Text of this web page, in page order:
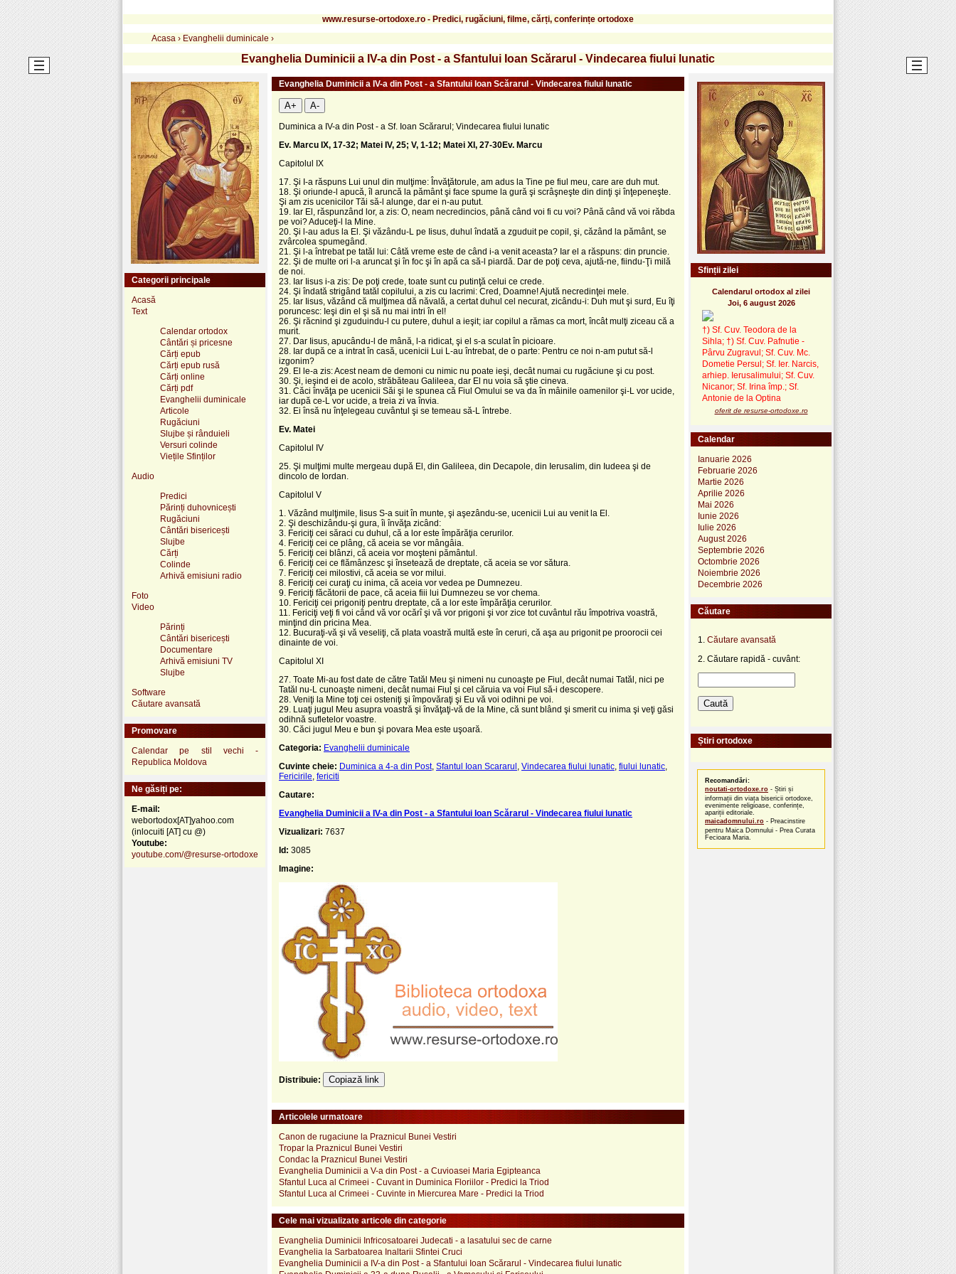
www.resurse-ortodoxe.ro - Predici, rugăciuni, filme, cărți, conferințe ortodoxe
Acasa › Evanghelii duminicale ›
Evanghelia Duminicii a IV-a din Post - a Sfantului Ioan Scărarul - Vindecarea fiului lunatic
Evanghelia Duminicii a IV-a din Post - a Sfantului Ioan Scărarul - Vindecarea fiului lunatic
A+ A-
Duminica a IV-a din Post - a Sf. Ioan Scărarul; Vindecarea fiului lunatic
Ev. Marcu IX, 17-32; Matei IV, 25; V, 1-12; Matei XI, 27-30Ev. Marcu
Capitolul IX
17. Şi I-a răspuns Lui unul din mulţime: Învăţătorule, am adus la Tine pe fiul meu, care are duh mut.
18. Şi oriunde-l apucă, îl aruncă la pământ şi face spume la gură şi scrâşneşte din dinţi şi înţepeneşte.
Şi am zis ucenicilor Tăi să-l alunge, dar ei n-au putut.
19. Iar El, răspunzând lor, a zis: O, neam necredincios, până când voi fi cu voi? Până când vă voi răbda
pe voi? Aduceţi-l la Mine.
20. Şi l-au adus la El. Şi văzându-L pe Iisus, duhul îndată a zguduit pe copil, şi, căzând la pământ, se
zvârcolea spumegând.
21. Şi l-a întrebat pe tatăl lui: Câtă vreme este de când i-a venit aceasta? Iar el a răspuns: din pruncie.
22. Şi de multe ori l-a aruncat şi în foc şi în apă ca să-l piardă. Dar de poţi ceva, ajută-ne, fiindu-Ţi milă
de noi.
23. Iar Iisus i-a zis: De poţi crede, toate sunt cu putinţă celui ce crede.
24. Şi îndată strigând tatăl copilului, a zis cu lacrimi: Cred, Doamne! Ajută necredinţei mele.
25. Iar Iisus, văzând că mulţimea dă năvală, a certat duhul cel necurat, zicându-i: Duh mut şi surd, Eu îţi
poruncesc: Ieşi din el şi să nu mai intri în el!
26. Şi răcnind şi zguduindu-l cu putere, duhul a ieşit; iar copilul a rămas ca mort, încât mulţi ziceau că a
murit.
27. Dar Iisus, apucându-l de mână, l-a ridicat, şi el s-a sculat în picioare.
28. Iar după ce a intrat în casă, ucenicii Lui L-au întrebat, de o parte: Pentru ce noi n-am putut să-l
izgonim?
29. El le-a zis: Acest neam de demoni cu nimic nu poate ieşi, decât numai cu rugăciune şi cu post.
30. Şi, ieşind ei de acolo, străbăteau Galileea, dar El nu voia să ştie cineva.
31. Căci învăţa pe ucenicii Săi şi le spunea că Fiul Omului se va da în mâinile oamenilor şi-L vor ucide,
iar după ce-L vor ucide, a treia zi va învia.
32. Ei însă nu înţelegeau cuvântul şi se temeau să-L întrebe.
Ev. Matei
Capitolul IV
25. Şi mulţimi multe mergeau după El, din Galileea, din Decapole, din Ierusalim, din Iudeea şi de
dincolo de Iordan.
Capitolul V
1. Văzând mulţimile, Iisus S-a suit în munte, şi aşezându-se, ucenicii Lui au venit la El.
2. Şi deschizându-şi gura, îi învăţa zicând:
3. Fericiţi cei săraci cu duhul, că a lor este împărăţia cerurilor.
4. Fericiţi cei ce plâng, că aceia se vor mângâia.
5. Fericiţi cei blânzi, că aceia vor moşteni pământul.
6. Fericiţi cei ce flămânzesc şi însetează de dreptate, că aceia se vor sătura.
7. Fericiţi cei milostivi, că aceia se vor milui.
8. Fericiţi cei curaţi cu inima, că aceia vor vedea pe Dumnezeu.
9. Fericiţi făcătorii de pace, că aceia fiii lui Dumnezeu se vor chema.
10. Fericiţi cei prigoniţi pentru dreptate, că a lor este împărăţia cerurilor.
11. Fericiţi veţi fi voi când vă vor ocărî şi vă vor prigoni şi vor zice tot cuvântul rău împotriva voastră,
minţind din pricina Mea.
12. Bucuraţi-vă şi vă veseliţi, că plata voastră multă este în ceruri, că aşa au prigonit pe proorocii cei
dinainte de voi.
Capitolul XI
27. Toate Mi-au fost date de către Tatăl Meu şi nimeni nu cunoaşte pe Fiul, decât numai Tatăl, nici pe
Tatăl nu-L cunoaşte nimeni, decât numai Fiul şi cel căruia va voi Fiul să-i descopere.
28. Veniţi la Mine toţi cei osteniţi şi împovăraţi şi Eu vă voi odihni pe voi.
29. Luaţi jugul Meu asupra voastră şi învăţaţi-vă de la Mine, că sunt blând şi smerit cu inima şi veţi găsi
odihnă sufletelor voastre.
30. Căci jugul Meu e bun şi povara Mea este uşoară.
Categoria: Evanghelii duminicale
Cuvinte cheie: Duminica a 4-a din Post, Sfantul Ioan Scararul Vindecarea fiului lunatic fiului lunatic
Fericirile fericiti
Cautare:
Evanghelia Duminicii a IV-a din Post - a Sfantului Ioan Scărarul - Vindecarea fiului lunatic
Vizualizari: 7637
Id: 3085
Imagine:
Distribuie: Copiază link
Articolele urmatoare
Canon de rugaciune la Praznicul Bunei Vestiri
Tropar la Praznicul Bunei Vestiri
Condac la Praznicul Bunei Vestiri
Evanghelia Duminicii a V-a din Post - a Cuvioasei Maria Egipteanca
Sfantul Luca al Crimeei - Cuvant in Duminica Floriilor - Predici la Triod
Sfantul Luca al Crimeei - Cuvinte in Miercurea Mare - Predici la Triod
Cele mai vizualizate articole din categorie
Evanghelia Duminicii Infricosatoarei Judecati - a lasatului sec de carne
Evanghelia la Sarbatoarea Inaltarii Sfintei Cruci
Evanghelia Duminicii a IV-a din Post - a Sfantului Ioan Scărarul - Vindecarea fiului lunatic
Categorii principale
Acasă
Text
Calendar ortodox
Cântări și pricesne
Cărți epub
Cărți epub rusă
Cărți online
Cărți pdf
Evanghelii duminicale
Articole
Rugăciuni
Slujbe și rânduieli
Versuri colinde
Viețile Sfinților
Audio
Predici
Părinți duhovnicești
Rugăciuni
Cântări bisericești
Slujbe
Cărți
Colinde
Arhivă emisiuni radio
Foto
Video
Părinți
Cântări bisericești
Documentare
Arhivă emisiuni TV
Slujbe
Software
Căutare avansată
Promovare
Calendar pe stil vechi -
Republica Moldova
Ne găsiți pe:
E-mail:
webortodox[AT]yahoo.com
(inlocuiti [AT] cu @)
Youtube:
youtube.com/@resurse-ortodoxe
Sfinții zilei
Calendarul ortodox al zilei
Joi, 6 august 2026
†) Sf. Cuv. Teodora de la
Sihla; †) Sf. Cuv. Pafnutie -
Pârvu Zugravul; Sf. Cuv. Mc.
Dometie Persul; Sf. Ier. Narcis,
arhiep. Ierusalimului; Sf. Cuv.
Nicanor; Sf. Irina împ.; Sf.
Antonie de la Optina
oferit de resurse-ortodoxe.ro
Calendar
Ianuarie 2026
Februarie 2026
Martie 2026
Aprilie 2026
Mai 2026
Iunie 2026
Iulie 2026
August 2026
Septembrie 2026
Octombrie 2026
Noiembrie 2026
Decembrie 2026
Căutare
1. Căutare avansată
2. Căutare rapidă - cuvânt:
Știri ortodoxe
Recomandări:
noutati-ortodoxe.ro - Știri și
informații din viața bisericii ortodoxe,
evenimente religioase, conferințe,
apariții editoriale.
maicadomnului.ro - Preacinstire
pentru Maica Domnului - Prea Curata
Fecioara Maria.